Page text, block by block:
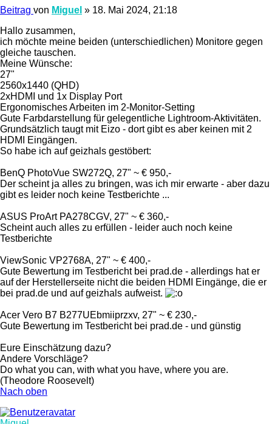
Beitrag von Miguel » 18. Mai 2024, 21:18
Hallo zusammen,
ich möchte meine beiden (unterschiedlichen) Monitore gegen
gleiche tauschen.
Meine Wünsche:
27"
2560x1440 (QHD)
2xHDMI und 1x Display Port
Ergonomisches Arbeiten im 2-Monitor-Setting
Gute Farbdarstellung für gelegentliche Lightroom-Aktivitäten.
Grundsätzlich taugt mit Eizo - dort gibt es aber keinen mit 2
HDMI Eingängen.
So habe ich auf geizhals gestöbert:
BenQ PhotoVue SW272Q, 27" ~ € 950,-
Der scheint ja alles zu bringen, was ich mir erwarte - aber dazu
gibt es leider noch keine Testberichte ...
ASUS ProArt PA278CGV, 27" ~ € 360,-
Scheint auch alles zu erfüllen - leider auch noch keine
Testberichte
ViewSonic VP2768A, 27" ~ € 400,-
Gute Bewertung im Testbericht bei prad.de - allerdings hat er
auf der Herstellerseite nicht die beiden HDMI Eingänge, die er
bei prad.de und auf geizhals aufweist.
Acer Vero B7 B277UEbmiiprzxv, 27" ~ € 230,-
Gute Bewertung im Testbericht bei prad.de - und günstig
Eure Einschätzung dazu?
Andere Vorschläge?
Do what you can, with what you have, where you are.
(Theodore Roosevelt)
Nach oben